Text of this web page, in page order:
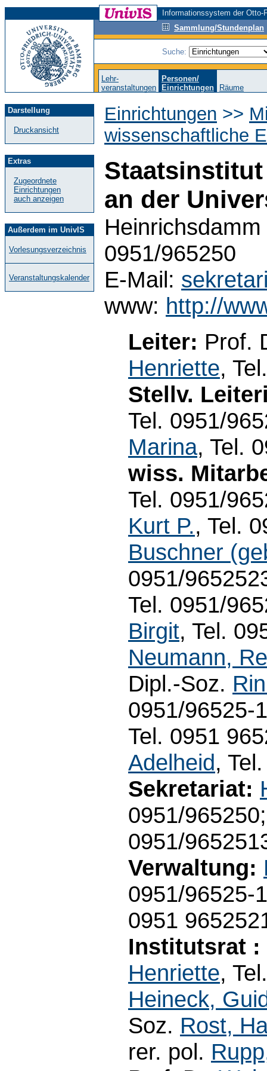
Informationssystem der
Sammlung/Stundenplan
Suche:
Lehr-
veranstaltungen
Personen/
Einrichtungen
Räume
Darstellung
Druckansicht
Extras
Zugeordnete
Einrichtungen
auch anzeigen
Außerdem im UnivIS
Vorlesungsverzeichnis
Veranstaltungskalender
Einrichtungen >>
wissenschaftliche
an der
0951/965250
E-Mail:
www: http://
Leiter: Prof.
Henriette,
Stellv.
Tel. 0951/
Marina, Tel.
wiss.
Tel. 0951/
Kurt P., Tel.
Buschner
0951/
Tel. 0951/
Birgit, Tel.
Neumann,
Dipl.-Soz.
0951/96525-
Tel. 0951
Adelheid,
Sekretariat:
0951/
0951/
Verwaltung:
0951/96525-
0951
Institutsrat :
Henriette,
Heineck,
Soz. Rost,
rer. pol.